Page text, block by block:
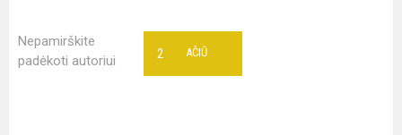
Nepamirškite
padėkoti autoriui
AČIŪ
2